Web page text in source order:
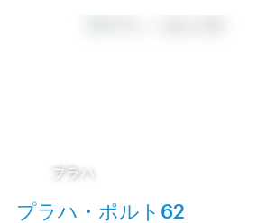
プラハ
プラハ・ポルト62